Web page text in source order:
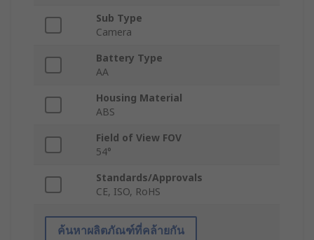
Sub Type
Camera
Battery Type
AA
Housing Material
ABS
Field of View FOV
54°
Standards/Approvals
CE, ISO, RoHS
ค้นหาผลิตภัณฑ์ที่คล้ายกัน